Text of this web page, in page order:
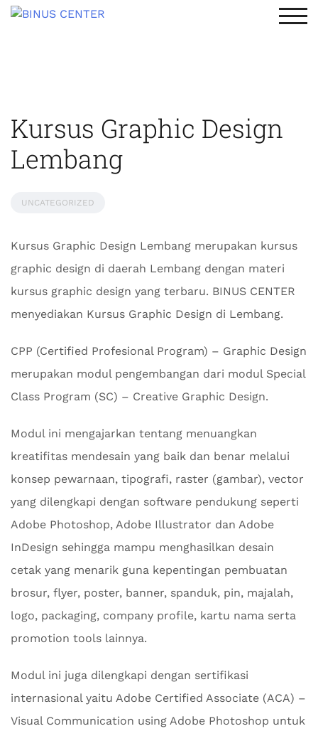
Kursus Graphic Design
Lembang
UNCATEGORIZED
Kursus Graphic Design Lembang merupakan kursus
graphic design di daerah Lembang dengan materi
kursus graphic design yang terbaru. BINUS CENTER
menyediakan Kursus Graphic Design di Lembang.
CPP (Certified Profesional Program) – Graphic Design
merupakan modul pengembangan dari modul Special
Class Program (SC) – Creative Graphic Design.
Modul ini mengajarkan tentang menuangkan
kreatifitas mendesain yang baik dan benar melalui
konsep pewarnaan, tipografi, raster (gambar), vector
yang dilengkapi dengan software pendukung seperti
Adobe Photoshop, Adobe Illustrator dan Adobe
InDesign sehingga mampu menghasilkan desain
cetak yang menarik guna kepentingan pembuatan
brosur, flyer, poster, banner, spanduk, pin, majalah,
logo, packaging, company profile, kartu nama serta
promotion tools lainnya.
Modul ini juga dilengkapi dengan sertifikasi
internasional yaitu Adobe Certified Associate (ACA) –
Visual Communication using Adobe Photoshop untuk